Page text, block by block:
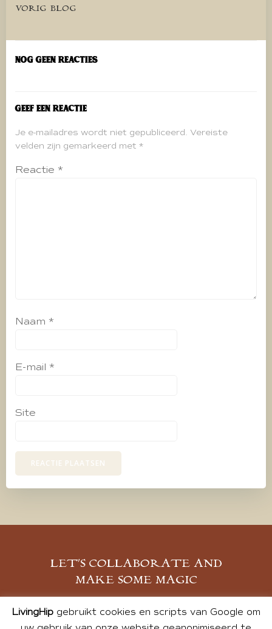
Bericht
navigatie
VORIG BLOG
Nog geen reacties
Geef een reactie
Je e-mailadres wordt niet gepubliceerd. Vereiste
velden zijn gemarkeerd met *
Reactie *
Naam *
E-mail *
Site
LET’S COLLABORATE AND
MAKE SOME MAGIC
MELD JE AAN
LivingHipgebruikt cookies en scripts van Google om